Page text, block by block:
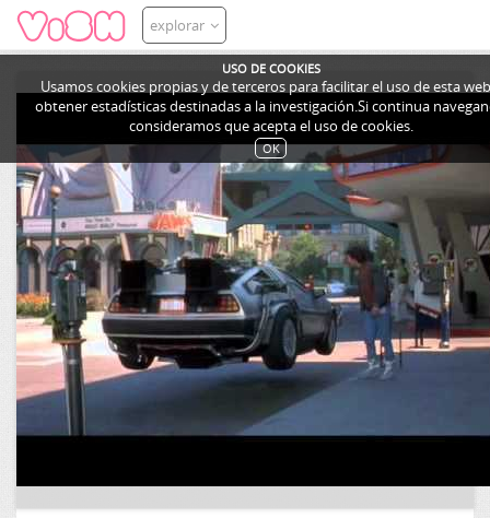
USO DE COOKIES
Usamos cookies propias y de terceros para facilitar el uso de esta
obtener estadísticas destinadas a la investigación.Si continua
consideramos que acepta el uso de cookies.
OK
explorar